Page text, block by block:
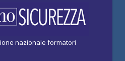
nazionale formatori